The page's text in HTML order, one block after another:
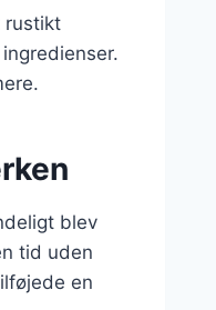
rustikt
blev
tid uden
en